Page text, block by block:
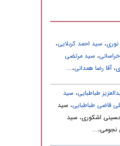
، سید احمد کربلایی،
، سید مرتضی
،آقا رضا همدانی،...
طباطبایی، سید
قاضی طباطبایی، سید
اشکوری، سید
نجومی،...